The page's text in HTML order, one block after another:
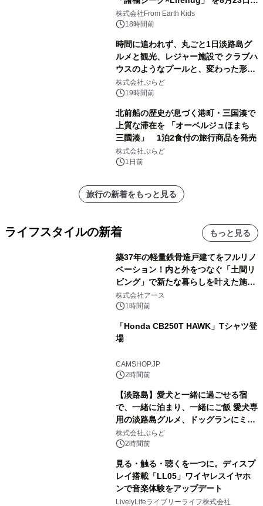
(日)開催
株式会社From Earth Kids
18時間前
時間に追われず、丸ごと1日淡路島グ
ルメと観光、レジャー施設で クラブハ
ウスのようなプールと、変わった形の
サウナも 「THE BOXY AWAJI」のお
得な素泊まり連泊プランで
株式会社ぷらど
19時間前
北前船の歴史が息づく港町・三国湊で
上質な滞在を 「オーベルジュほまち
三國湊」 1泊2食付の旅行商品を発売
株式会社ぷらど
1日前
旅行の新着をもっと見る
ライフスタイルの新着 もっと見る
築37年の軽量鉄骨造戸建てをフルリノ
ベーション！内と外をつなぐ「土間リ
ビング」で新たな暮らしを叶えた施工
事例を株式会社アースが公開
株式会社アース
1時間前
「Honda CB250T HAWK」Tシャツ登
場
CAMSHOP.JP
2時間前
【淡路島】愛犬と一緒に過ごせる宿
で、一緒に泊まり、一緒にご飯 愛犬専
用の淡路島グルメ、ドッグランにミニ
プール グランピングとトレーラーハウ
スの2施設で
株式会社ぷらど
2時間前
見る・触る・聴くを一つに。ディスプ
レイ搭載「LL05」ワイヤレスイヤホ
ンで音楽体験をアップデート
LivelyLifeライブリーライフ株式会社